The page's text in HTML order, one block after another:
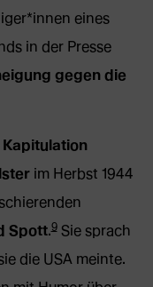
eines
in der Presse
gegen die
Kapitulation
im Herbst 1944
Spott.9Sie sprach
die USA meinte.